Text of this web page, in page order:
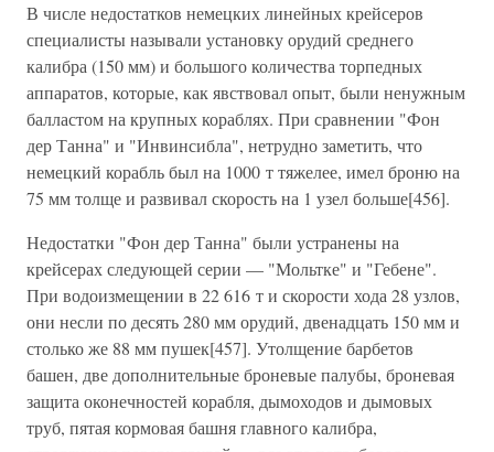
В числе недостатков немецких линейных крейсеров
специалисты называли установку орудий среднего
калибра (150 мм) и большого количества торпедных
аппаратов, которые, как явствовал опыт, были ненужным
балластом на крупных кораблях. При сравнении "Фон
дер Танна" и "Инвинсибла", нетрудно заметить, что
немецкий корабль был на 1000 т тяжелее, имел броню на
75 мм толще и развивал скорость на 1 узел больше[456].
Недостатки "Фон дер Танна" были устранены на
крейсерах следующей серии — "Мольтке" и "Гебене".
При водоизмещении в 22 616 т и скорости хода 28 узлов,
они несли по десять 280 мм орудий, двенадцать 150 мм и
столько же 88 мм пушек[457]. Утолщение барбетов
башен, две дополнительные броневые палубы, броневая
защита оконечностей корабля, дымоходов и дымовых
труб, пятая кормовая башня главного калибра,